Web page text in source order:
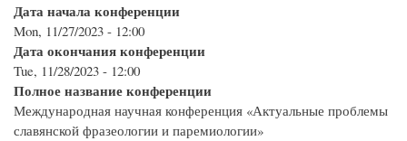
Дата начала конференции
Mon, 11/27/2023 - 12:00
Дата окончания конференции
Tue, 11/28/2023 - 12:00
Полное название конференции
Международная научная конференция «Актуальные проблемы
славянской фразеологии и паремиологии»